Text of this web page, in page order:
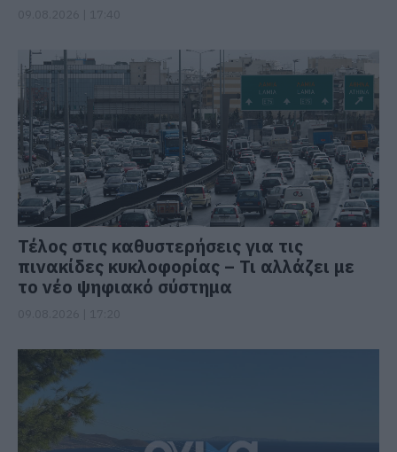
Τέλος στις καθυστερήσεις για τις
πινακίδες κυκλοφορίας – Τι αλλάζει με
το νέο ψηφιακό σύστημα